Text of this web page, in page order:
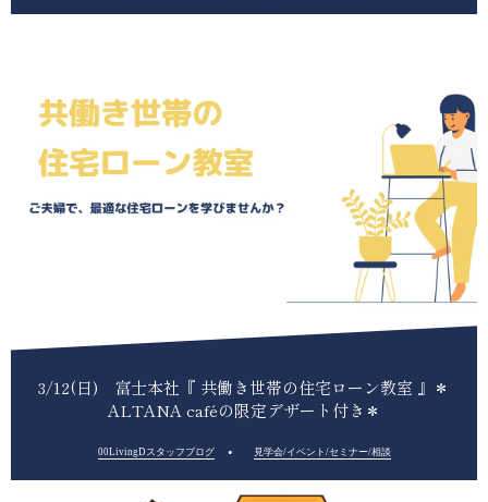
3/12(日) 富士本社『 共働き世帯の住宅ローン教室 』＊
ALTANA caféの限定デザート付き＊
00LivingDスタッフブログ 見学会/イベント/セミナー/相談